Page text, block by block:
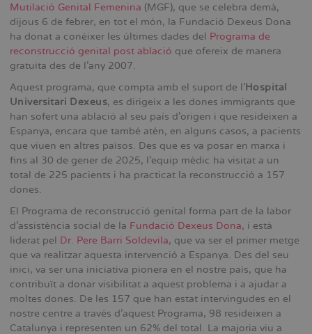
Mutilació Genital Femenina (MGF), que se celebra demà,
dijous 6 de febrer, en tot el món, la Fundació Dexeus Dona
ha donat a conèixer les últimes dades del Programa de
reconstrucció genital post ablació que ofereix de manera
gratuïta des de l’any 2007.
Aquest programa, que compta amb el suport de l'Hospital
Universitari Dexeus, es dirigeix a les dones immigrants que
han sofert una ablació al seu país d'origen i que resideixen a
Espanya, encara que també atén, en alguns casos, a pacients
que viuen en altres països. Des que es va posar en marxa i
fins al 30 de gener de 2025, l'equip mèdic ha visitat a un
total de 225 pacients i ha practicat la reconstrucció a 157
dones.
El Programa de reconstrucció genital forma part de la labor
d'assistència social de la Fundació Dexeus Dona, i està
liderat pel Dr. Pere Barri Soldevila, que va ser el primer metge
que va realitzar aquesta intervenció a Espanya. Des del seu
inici, va ser una iniciativa pionera en el nostre país, que ha
contribuït a donar visibilitat a aquest problema i a ajudar a
moltes dones. De les 157 que han estat intervingudes en el
nostre centre a través d’aquest Programa, 98 resideixen a
Catalunya i representen un 62% del total. La majoria viu a